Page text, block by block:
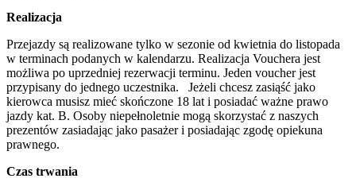
Realizacja
Przejazdy są realizowane tylko w sezonie od kwietnia do listopada
w terminach podanych w kalendarzu. Realizacja Vouchera jest
możliwa po uprzedniej rezerwacji terminu. Jeden voucher jest
przypisany do jednego uczestnika. Jeżeli chcesz zasiąść jako
kierowca musisz mieć skończone 18 lat i posiadać ważne prawo
jazdy kat. B. Osoby niepełnoletnie mogą skorzystać z naszych
prezentów zasiadając jako pasażer i posiadając zgodę opiekuna
prawnego.
Czas trwania